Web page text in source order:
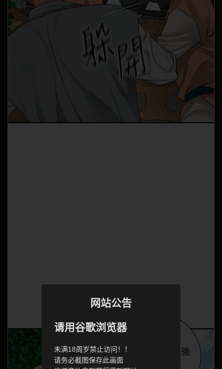
网站公告
请用谷歌浏览器
未满18周岁禁止访问！！
请务必截图保存此画面